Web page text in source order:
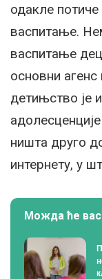
одакле
васпитање.
васпитање
основни
детињство је
ништа друго
интернету, у
Можда ће вас